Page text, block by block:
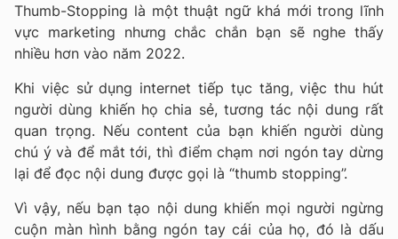
Thumb-Stopping là một thuật ngữ khá mới trong lĩnh
vực marketing nhưng chắc chắn bạn sẽ nghe thấy
nhiều hơn vào năm 2022.
Khi việc sử dụng internet tiếp tục tăng, việc thu hút
người dùng khiến họ chia sẻ, tương tác nội dung rất
quan trọng. Nếu content của bạn khiến người dùng
chú ý và để mắt tới, thì điểm chạm nơi ngón tay dừng
lại để đọc nội dung được gọi là “thumb stopping”.
Vì vậy, nếu bạn tạo nội dung khiến mọi người ngừng
cuộn màn hình bằng ngón tay cái của họ, đó là dấu